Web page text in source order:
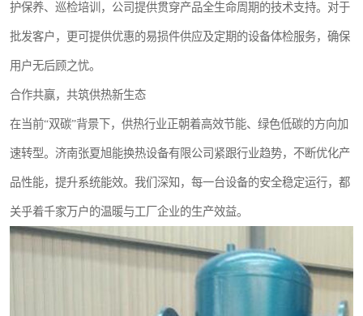
护保养、巡检培训，公司提供贯穿产品全生命周期的技术支持。对于
批发客户，更可提供优惠的易损件供应及定期的设备体检服务，确保
用户无后顾之忧。
合作共赢，共筑供热新生态
在当前“双碳”背景下，供热行业正朝着高效节能、绿色低碳的方向加
速转型。济南张夏旭能换热设备有限公司紧跟行业趋势，不断优化产
品性能，提升系统能效。我们深知，每一台设备的安全稳定运行，都
关乎着千家万户的温暖与工厂企业的生产效益。